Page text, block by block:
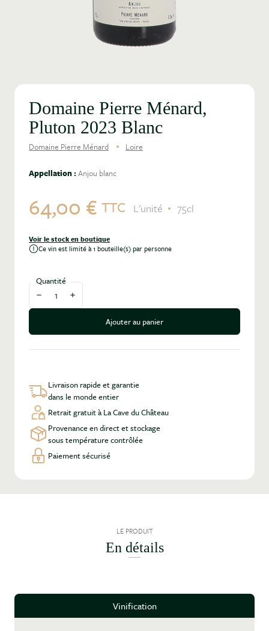
Domaine Pierre Ménard,
Pluton 2023 Blanc
Domaine Pierre Ménard Loire
Appellation :Anjou blanc
64,00 € TTC L'unité 75cl
Voir le stock en boutique
Ce vin est limité à 1 bouteille(s) par personne
Quantité
Diminuer la quantité
Augmenter la quantité
Ajouter au panier
Livraison rapide et garantie
dans le monde entier
Retrait gratuit à La Cave du Château
Provenance en direct et stockage
sous température contrôlée
Paiement sécurisé
LE PRODUIT
En détails
Vinification